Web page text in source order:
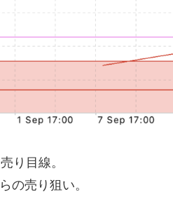
り目線。
の売り狙い。